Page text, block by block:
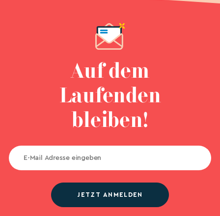
Auf dem
Laufenden
bleiben!
JETZT ANMELDEN